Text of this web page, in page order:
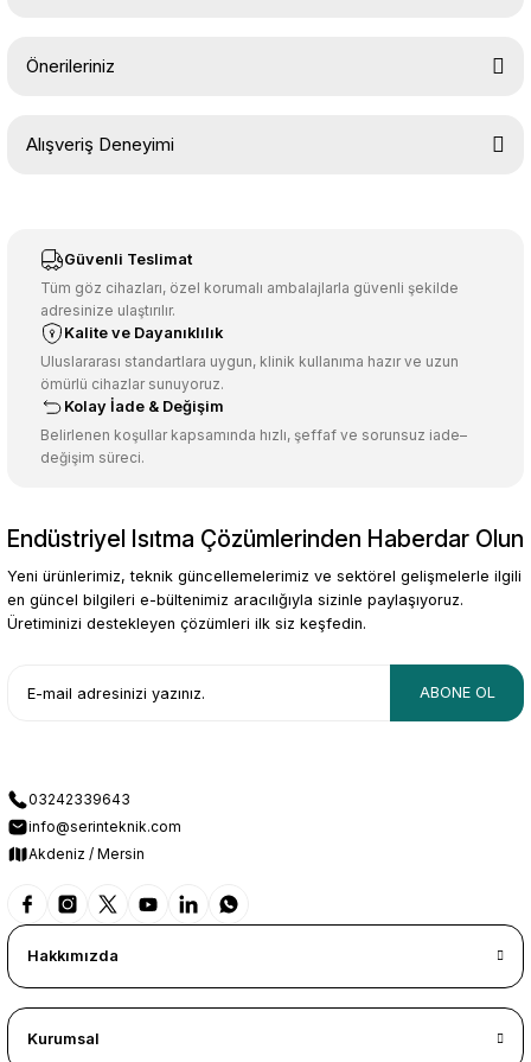
Önerileriniz
konularda yetersiz gördüğünüz noktaları öneri formunu kullanarak
Ürün resmi kalitesiz, bozuk veya görüntülenemiyor.
Ürün açıklamasında eksik bilgiler bulunuyor.
Ürün bilgilerinde hatalar bulunuyor.
Ürün fiyatı diğer sitelerden daha pahalı.
Bu ürüne benzer farklı alternatifler olmalı.
Gönder
Alışveriş Deneyimi
Güvenli Teslimat
Tüm göz cihazları, özel korumalı ambalajlarla güvenli şekilde
adresinize ulaştırılır.
Kalite ve Dayanıklılık
Uluslararası standartlara uygun, klinik kullanıma hazır ve uzun
ömürlü cihazlar sunuyoruz.
Kolay İade & Değişim
Belirlenen koşullar kapsamında hızlı, şeffaf ve sorunsuz iade–
değişim süreci.
Endüstriyel Isıtma Çözümlerinden Haberdar Olun
Yeni ürünlerimiz, teknik güncellemelerimiz ve sektörel gelişmelerle ilgili
en güncel bilgileri e-bültenimiz aracılığıyla sizinle paylaşıyoruz.
Üretiminizi destekleyen çözümleri ilk siz keşfedin.
ABONE OL
03242339643
info@serinteknik.com
Akdeniz / Mersin
Hakkımızda
Kurumsal